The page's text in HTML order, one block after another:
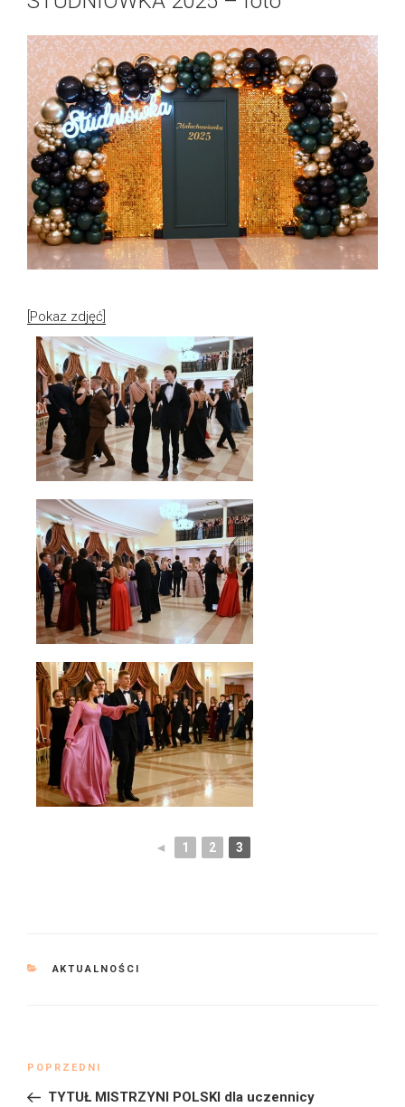
[Pokaz zdjęć]
◄ 1 2 3
KATEGORIE
AKTUALNOŚCI
Nawigacja
Poprzedni
wpis
POPRZEDNI
TYTUŁ MISTRZYNI POLSKI dla uczennicy